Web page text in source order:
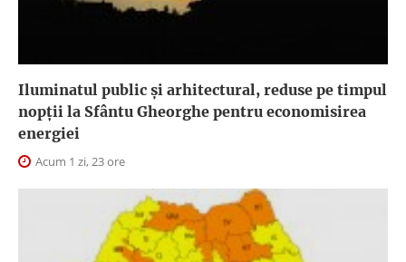
Iluminatul public şi arhitectural, reduse pe timpul
nopţii la Sfântu Gheorghe pentru economisirea
energiei
Acum 1 zi, 23 ore